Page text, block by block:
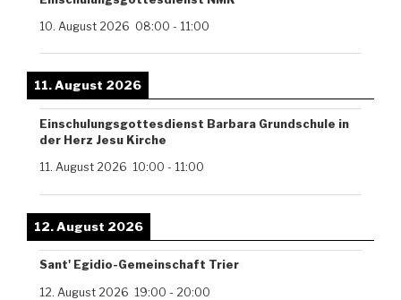
10. August 2026 08:00 - 11:00
11. August 2026
Einschulungsgottesdienst Barbara Grundschule in
der Herz Jesu Kirche
11. August 2026 10:00 - 11:00
12. August 2026
Sant' Egidio-Gemeinschaft Trier
12. August 2026 19:00 - 20:00